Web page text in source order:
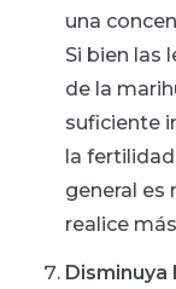
una
Si bien las
de la
suficiente
la
general es
realice
Disminuya